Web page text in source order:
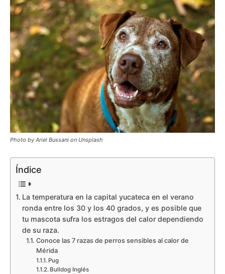
Photo by Ariel Bussani on Unsplash
Índice
La temperatura en la capital yucateca en el verano
ronda entre los 30 y los 40 grados, y es posible que
tu mascota sufra los estragos del calor dependiendo
de su raza.
Conoce las 7 razas de perros sensibles al calor de
Mérida
Pug
Bulldog Inglés